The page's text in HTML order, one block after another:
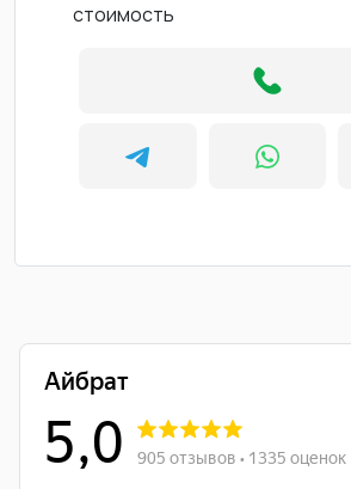
стоимость